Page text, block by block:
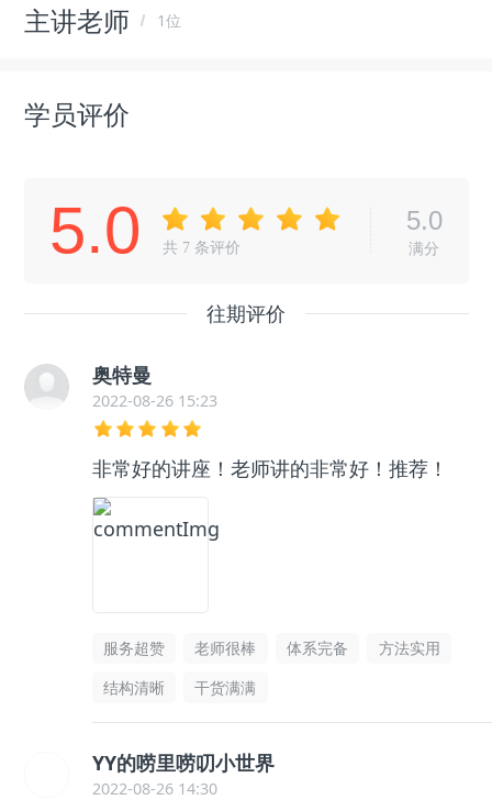
主讲老师 1位
学员评价
5.0 共 7 条评价
5.0
满分
往期评价
奥特曼
2022-08-26 15:23
非常好的讲座！老师讲的非常好！推荐！
服务超赞 老师很棒 体系完备
方法实用
结构清晰
干货满满
YY的唠里唠叨小世界
2022-08-26 14:30